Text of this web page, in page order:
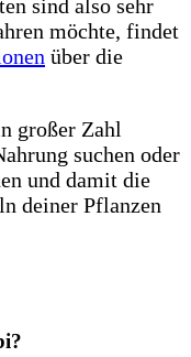
sind also sehr
möchte, findet
über die
großer Zahl
suchen oder
und damit die
deiner Pflanzen